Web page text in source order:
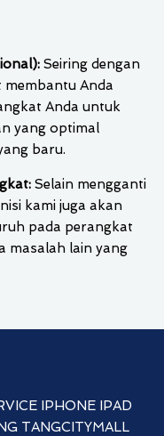
Seiring dengan
membantu Anda
Anda untuk
yang optimal
baru.
Selain mengganti
kami juga akan
pada perangkat
masalah lain yang
IPHONE IPAD
TANGCITYMALL